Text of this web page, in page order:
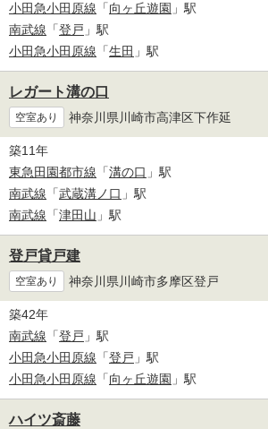
小田急小田原線 「向ヶ丘遊園 」駅
南武線 「登戸 」駅
小田急小田原線 「生田 」駅
レガート溝の口
空室あり 神奈川県川崎市高津区下作延
築11年
東急田園都市線 「溝の口 」駅
南武線 「武蔵溝ノ口 」駅
南武線 「津田山 」駅
登戸貸戸建
空室あり 神奈川県川崎市多摩区登戸
築42年
南武線 「登戸 」駅
小田急小田原線 「登戸 」駅
小田急小田原線 「向ヶ丘遊園 」駅
ハイツ斎藤